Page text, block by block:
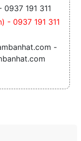
191 311
- 0937 191 311
-